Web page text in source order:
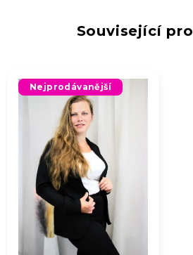
Související
Nejprodávanější